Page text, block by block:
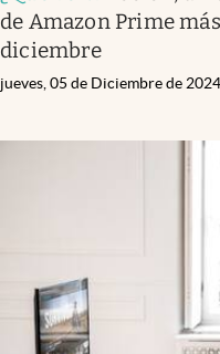
de Amazon Prime
diciembre
jueves, 05 de Diciembre de 2024